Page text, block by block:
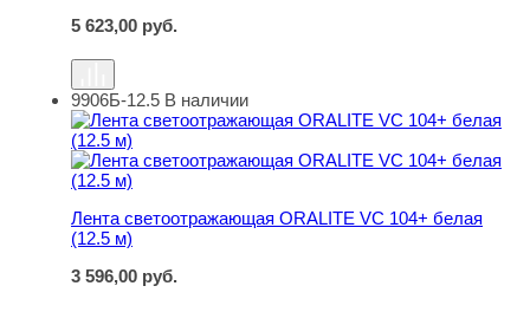
5 623,00 руб.
Лента светоотражающая ORALITE VC 104+ белая
9906Б-12.5 В наличии
Лента светоотражающая ORALITE VC 104+ белая
(12.5 м)
3 596,00 руб.